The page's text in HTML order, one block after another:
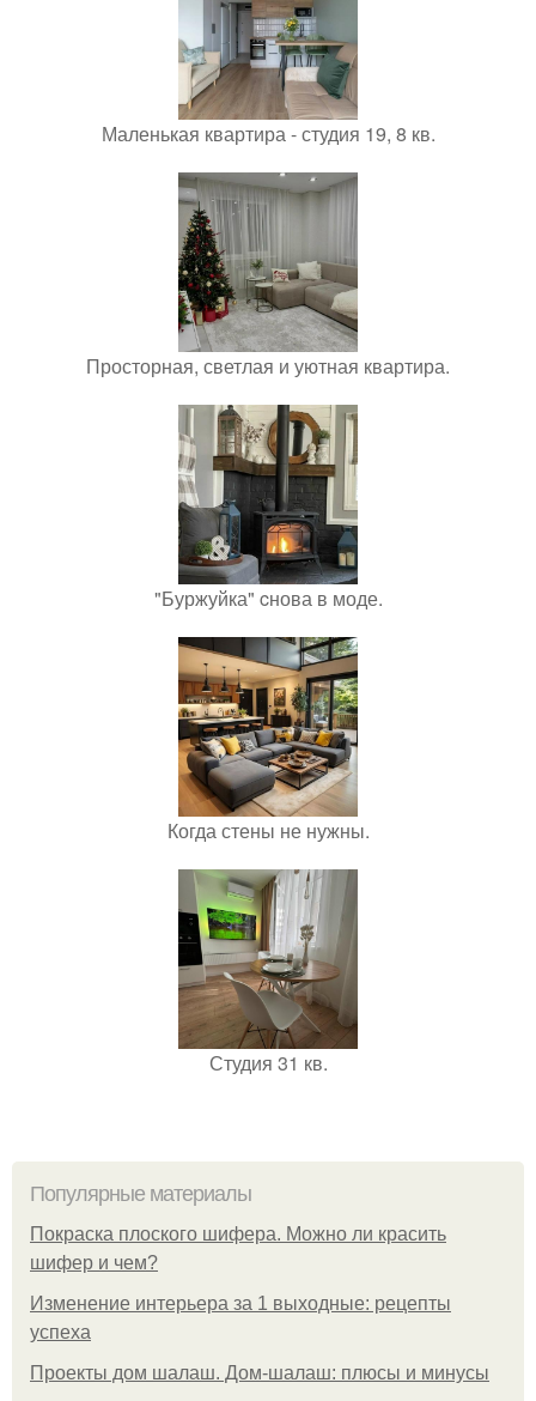
Маленькая квартира - студия 19, 8 кв.
Просторная, светлая и уютная квартира.
"Буржуйка" cнова в моде.
Когда стены не нужны.
Студия 31 кв.
Популярные материалы
Покраска плоского шифера. Можно ли красить
шифер и чем?
Изменение интерьера за 1 выходные: рецепты
успеха
Проекты дом шалаш. Дом-шалаш: плюсы и минусы